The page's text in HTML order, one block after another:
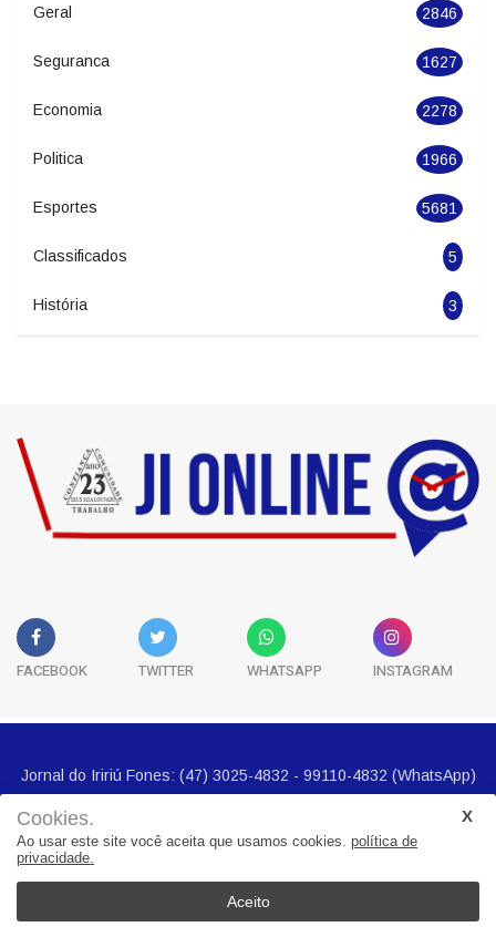
Cookies.
Ao usar este site você aceita que usamos cookies. política de
privacidade.
Aceito
Cidades 551
Noticias 20396
Geral 2846
Seguranca 1627
Economia 2278
Politica 1966
Esportes 5681
FACEBOOK TWITTER WHATSAPP INSTAGRAM
Jornal do Iririú Fones: (47) 3025-4832 - 99110-4832 (WhatsApp)
E-mail imprensa@jornalbairros.com.br